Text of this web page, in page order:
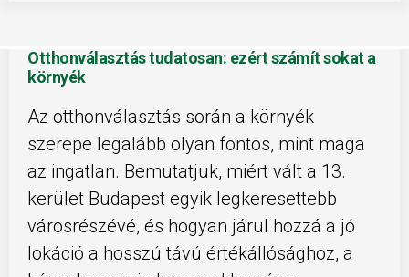
Otthonválasztás tudatosan: ezért számít sokat a
környék
Az otthonválasztás során a környék
szerepe legalább olyan fontos, mint maga
az ingatlan. Bemutatjuk, miért vált a 13.
kerület Budapest egyik legkeresettebb
városrészévé, és hogyan járul hozzá a jó
lokáció a hosszú távú értékállósághoz, a